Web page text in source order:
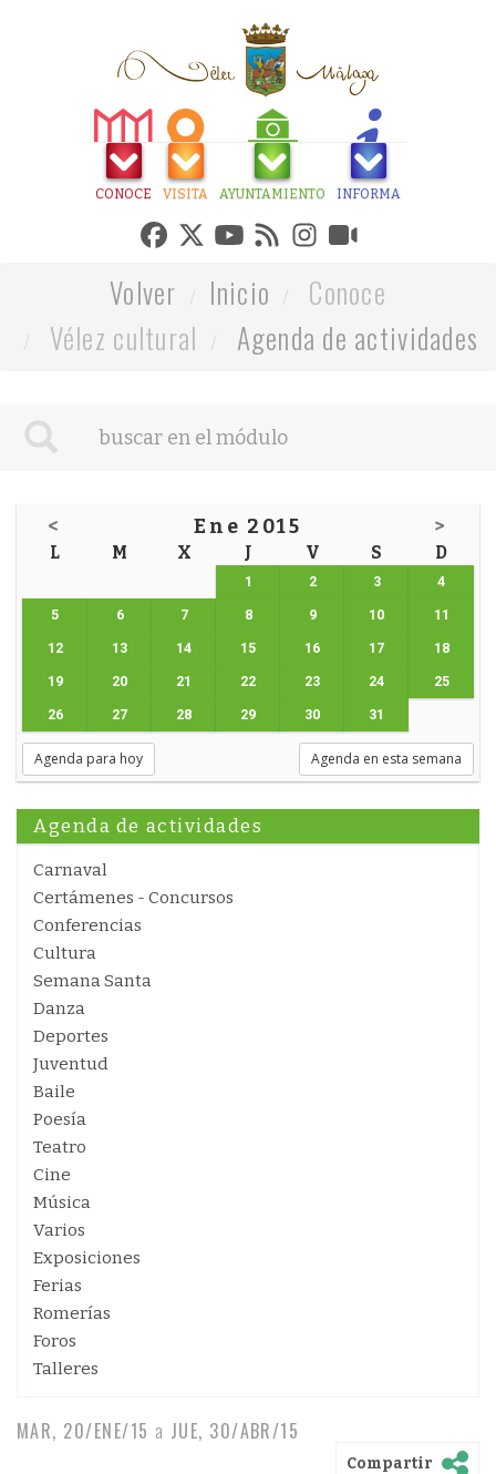
CONOCE VISITA AYUNTAMIENTO INFORMA
Volver Inicio
Conoce
Vélez cultural
Agenda de actividades
< Ene 2015 >
L M X J V S D
1 2 3 4
5 6 7 8 9 10 11
12 13 14 15 16 17 18
19 20 21 22 23 24 25
26 27 28 29 30 31
Agenda para hoy Agenda en esta semana
Agenda de actividades
Carnaval
Certámenes - Concursos
Conferencias
Cultura
Semana Santa
Danza
Deportes
Juventud
Baile
Poesía
Teatro
Cine
Música
Varios
Exposiciones
Ferias
Romerías
Foros
Talleres
MAR, 20/ENE/15 a JUE, 30/ABR/15
Compartir